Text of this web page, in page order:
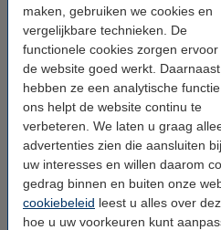
maken, gebruiken we cookies en
vergelijkbare technieken. De
functionele cookies zorgen ervoor
de website goed werkt. Daarnaast
hebben ze een analytische
ons helpt de website continu te
verbeteren. We laten u graag
advertenties zien die aansluiten bij
uw interesses en willen daarom
gedrag binnen en buiten onze
cookiebeleid leest u alles over
hoe u uw voorkeuren kunt
blauw FujiFilm
Bekijk de
Beperkte
€ 129,99 FujiFilm
€ 114,50
Tip: meebestellen
Fujifilm instax SQUARE film (20
€ 22,95